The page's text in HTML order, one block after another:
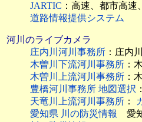
JARTIC ：高速、都市高速
道路情報提供システム
河川のライブカメラ
庄内川河川事務所 ：庄内
木曽川下流河川事務所 ：
木曽川上流河川事務所 ：
豊橋河川事務所 地図選択
天竜川上流河川事務所 ：
愛知県 川の防災情報
愛